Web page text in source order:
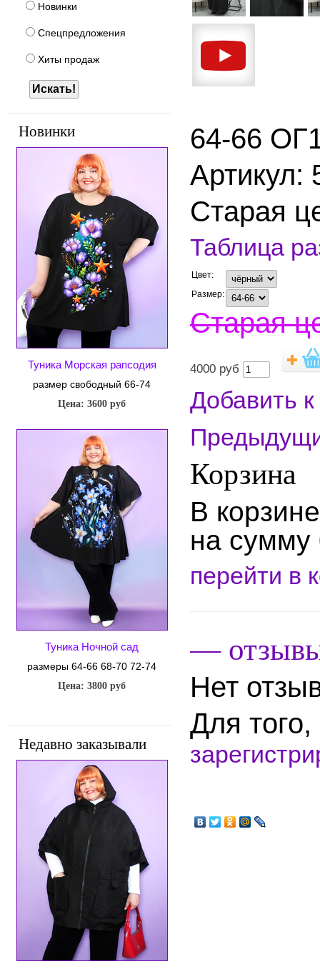
Новинки
Спецпредложения
Хиты продаж
Новинки
Туника Морская рапсодия
размер свободный 66-74
Цена: 3600 руб
Туника Ночной сад
размеры 64-66 68-70 72-74
Цена: 3800 руб
Недавно заказывали
64-66
Артикул:
Старая
Таблица
Цвет:
Размер:
Старая
4000 руб
Добавить
Корзина
В
на сумму
перейти в
—
Нет
Для